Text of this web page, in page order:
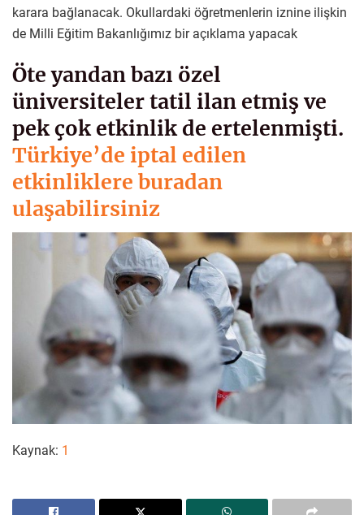
karara bağlanacak. Okullardaki öğretmenlerin iznine ilişkin
de Milli Eğitim Bakanlığımız bir açıklama yapacak
Öte yandan bazı özel
üniversiteler tatil ilan etmiş ve
pek çok etkinlik de ertelenmişti.
Türkiye’de iptal edilen
etkinliklere buradan
ulaşabilirsiniz
Kaynak: 1